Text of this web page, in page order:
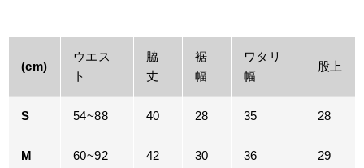
(cm)
ウエス
ト
脇
丈
裾
幅
ワタリ
幅
股上
S 54~88 40 28 35 28
M 60~92 42 30 36 29